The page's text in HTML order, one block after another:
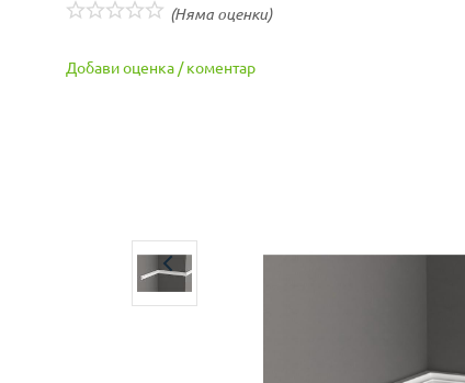
(Няма оценки)
Добави оценка / коментар